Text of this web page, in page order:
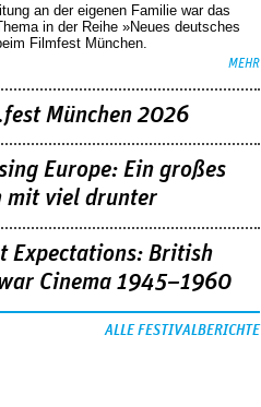
an der eigenen Familie war das
in der Reihe »Neues deutsches
Filmfest München.
MEHR
München 2026
Europe: Ein großes
mit viel drunter
Expectations: British
Cinema 1945–1960
ALLE FESTIVALBERICHTE